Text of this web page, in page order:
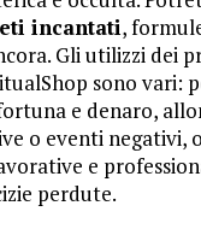
incantati,
Gli utilizzi dei
sono vari:
e denaro,
o eventi negativi,
e
perdute.